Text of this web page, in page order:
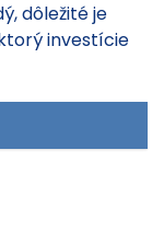
dôležité je
investície